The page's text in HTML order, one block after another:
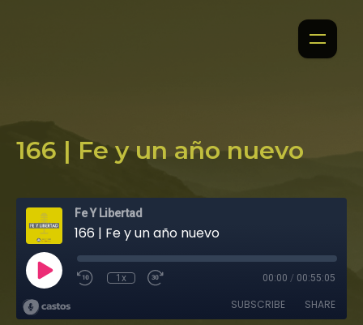
166 | Fe y un año nuevo
Fe Y Libertad
166 | Fe y un año nuevo
1x 00:00 / 00:55:05
SUBSCRIBE SHARE